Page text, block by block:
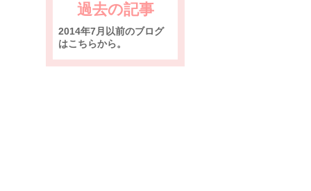
過去の記事
2014年7月以前のブログ
はこちらから。